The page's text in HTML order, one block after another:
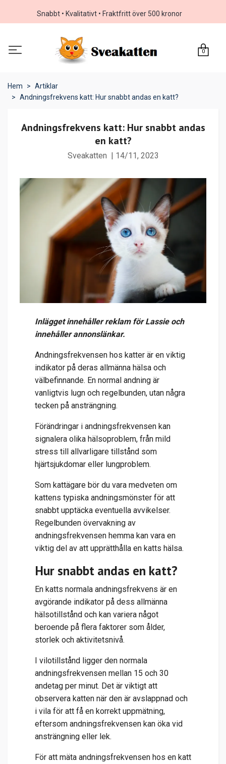
Snabbt • Kvalitativt • Fraktfritt över 500 kronor
0
Hem
Artiklar
Andningsfrekvens katt: Hur snabbt andas en katt?
Andningsfrekvens katt: Hur snabbt andas
en katt?
Sveakatten 14/11, 2023
Inlägget innehåller reklam för Lassie och
innehåller annonslänkar.
Andningsfrekvensen hos katter är en viktig
indikator på deras allmänna hälsa och
välbefinnande. En normal andning är
vanligtvis lugn och regelbunden, utan några
tecken på ansträngning.
Förändringar i andningsfrekvensen kan
signalera olika hälsoproblem, från mild
stress till allvarligare tillstånd som
hjärtsjukdomar eller lungproblem.
Som kattägare bör du vara medveten om
kattens typiska andningsmönster för att
snabbt upptäcka eventuella avvikelser.
Regelbunden övervakning av
andningsfrekvensen hemma kan vara en
viktig del av att upprätthålla en katts hälsa.
Hur snabbt andas en katt?
En katts normala andningsfrekvens är en
avgörande indikator på dess allmänna
hälsotillstånd och kan variera något
beroende på flera faktorer som ålder,
storlek och aktivitetsnivå.
I vilotillstånd ligger den normala
andningsfrekvensen mellan 15 och 30
andetag per minut. Det är viktigt att
observera katten när den är avslappnad och
i vila för att få en korrekt uppmätning,
eftersom andningsfrekvensen kan öka vid
ansträngning eller lek.
För att mäta andningsfrekvensen hos en katt